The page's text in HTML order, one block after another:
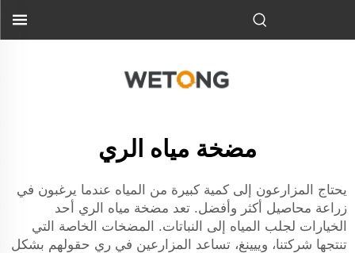
مضخة مياه الري
يحتاج المزارعون إلى كمية كبيرة من المياه عندما يرغبون في
زراعة محاصيل أكثر وأفضل. تعد مضخة مياه الري أحد
الخيارات لجلب المياه إلى النباتات. المضخات الخاصة التي
تنتجها شركتنا، وييينغ، تساعد المزارعين في ري حقولهم بشكل